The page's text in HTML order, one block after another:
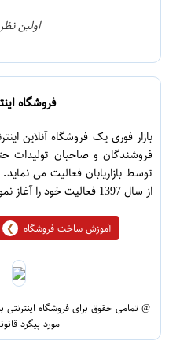
اولین
فروشگاه
بازار فوری یک فروشگاه آنلاین
فروشندگان و صاحبان تولیدات
توسط بازاریابان فعالیت می
از سال 1397 فعالیت خود را آغاز نموده است.
آموزش ساخت فروشگاه
@ تمامی حقوق برای فروشگاه اینترنتی
مورد پیگرد